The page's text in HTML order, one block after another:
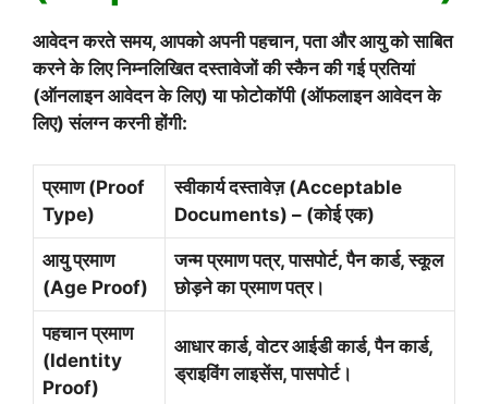
आवेदन करते समय, आपको अपनी पहचान, पता और आयु को साबित
करने के लिए निम्नलिखित दस्तावेजों की स्कैन की गई प्रतियां
(ऑनलाइन आवेदन के लिए) या फोटोकॉपी (ऑफलाइन आवेदन के
लिए) संलग्न करनी होंगी:
प्रमाण (Proof
Type)
स्वीकार्य दस्तावेज़ (Acceptable
Documents) – (कोई एक)
आयु प्रमाण
(Age Proof)
जन्म प्रमाण पत्र, पासपोर्ट, पैन कार्ड, स्कूल
छोड़ने का प्रमाण पत्र।
पहचान प्रमाण
(Identity
Proof)
आधार कार्ड, वोटर आईडी कार्ड, पैन कार्ड,
ड्राइविंग लाइसेंस, पासपोर्ट।